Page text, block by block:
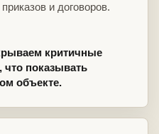
и договоров.
критичные
показывать
объекте.